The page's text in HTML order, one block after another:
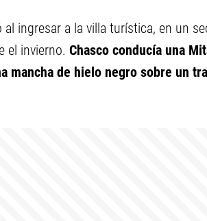
al ingresar a la villa turística, en un
el invierno. Chasco conducía una
mancha de hielo negro sobre un